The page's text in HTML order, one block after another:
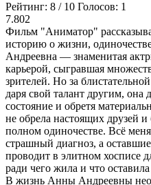
Рейтинг: 8 / 10 Голосов: 1
7.802
Фильм "Аниматор"
историю о жизни,
Андреевна — знаменитая
карьерой, сыгравшая
зрителей. Но за
даря свой талант другим, она
состояние и обретя
не обрела настоящих друзей и
полном одиночестве. Всё
страшный диагноз, а
проводит в элитном хосписе
ради чего жила и что оставила
В жизнь Анны Андреевны